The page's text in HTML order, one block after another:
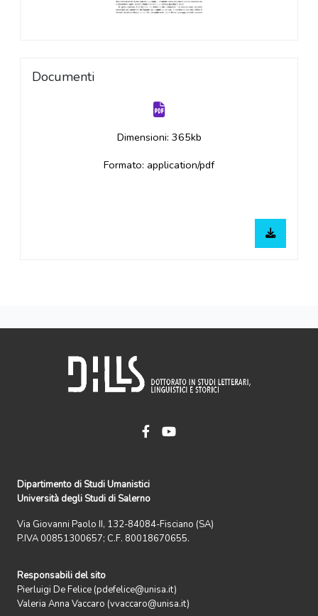
Documenti
Dimensioni: 365kb
Formato: application/pdf
Dipartimento di Studi Umanistici
Università degli Studi di Salerno
Via Giovanni Paolo II, 132-84084-Fisciano (SA)
P.IVA 00851300657; C.F. 80018670655.
Responsabili del sito
Pierluigi De Felice (pdefelice@unisa.it)
Valeria Anna Vaccaro (vvaccaro@unisa.it)